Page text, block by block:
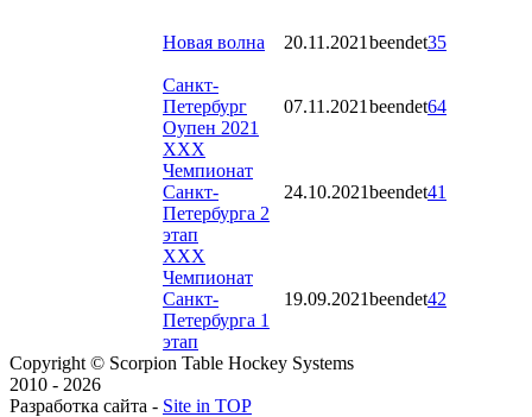
Новая волна 20.11.2021 beendet35
Санкт-
Петербург
Оупен 2021
07.11.2021 beendet64
XXX
Чемпионат
Санкт-
Петербурга 2
этап
24.10.2021beendet41
XXX
Чемпионат
Санкт-
Петербурга 1
этап
19.09.2021beendet42
Copyright © Scorpion Table Hockey Systems
2010 - 2026
Разработка сайта - Site in TOP